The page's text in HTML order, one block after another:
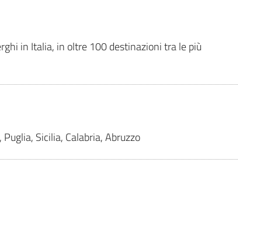
in Italia, in oltre 100 destinazioni tra le più
Sicilia, Calabria, Abruzzo